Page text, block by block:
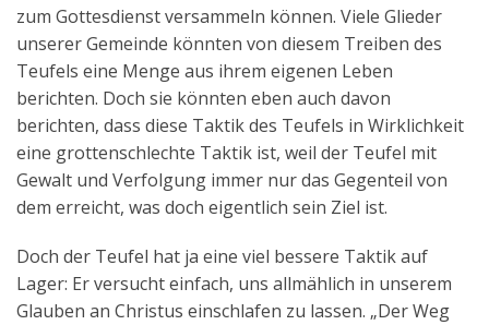
zum Gottesdienst versammeln können. Viele Glieder
unserer Gemeinde könnten von diesem Treiben des
Teufels eine Menge aus ihrem eigenen Leben
berichten. Doch sie könnten eben auch davon
berichten, dass diese Taktik des Teufels in Wirklichkeit
eine grottenschlechte Taktik ist, weil der Teufel mit
Gewalt und Verfolgung immer nur das Gegenteil von
dem erreicht, was doch eigentlich sein Ziel ist.
Doch der Teufel hat ja eine viel bessere Taktik auf
Lager: Er versucht einfach, uns allmählich in unserem
Glauben an Christus einschlafen zu lassen. „Der Weg